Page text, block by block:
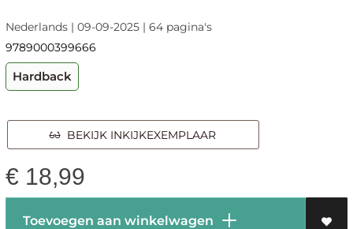
Nederlands | 09-09-2025 | 64 pagina's
9789000399666
Hardback
BEKIJK INKIJKEXEMPLAAR
€ 18,99
Toevoegen aan winkelwagen